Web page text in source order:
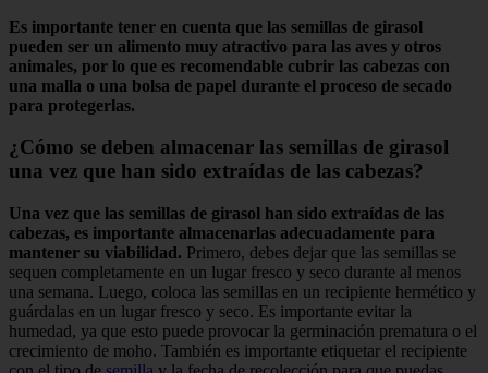
Es importante tener en cuenta que las semillas de girasol
pueden ser un alimento muy atractivo para las aves y otros
animales, por lo que es recomendable cubrir las cabezas con
una malla o una bolsa de papel durante el proceso de secado
para protegerlas.
¿Cómo se deben almacenar las semillas de girasol
una vez que han sido extraídas de las cabezas?
Una vez que las semillas de girasol han sido extraídas de las
cabezas, es importante almacenarlas adecuadamente para
mantener su viabilidad. Primero, debes dejar que las semillas se
sequen completamente en un lugar fresco y seco durante al menos
una semana. Luego, coloca las semillas en un recipiente hermético y
guárdalas en un lugar fresco y seco. Es importante evitar la
humedad, ya que esto puede provocar la germinación prematura o el
crecimiento de moho. También es importante etiquetar el recipiente